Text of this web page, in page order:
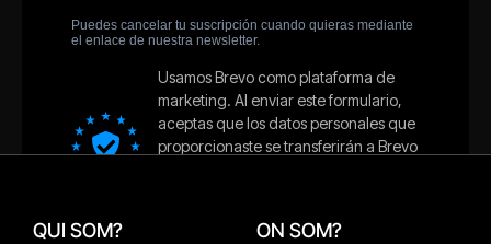
QUI SOM? ON SOM?